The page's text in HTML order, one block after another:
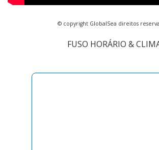
© copyright GlobalSea direitos
FUSO HORÁRIO &